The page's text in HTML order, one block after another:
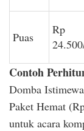
Puas
Rp
Contoh
Domba
Paket Hemat
untuk acara